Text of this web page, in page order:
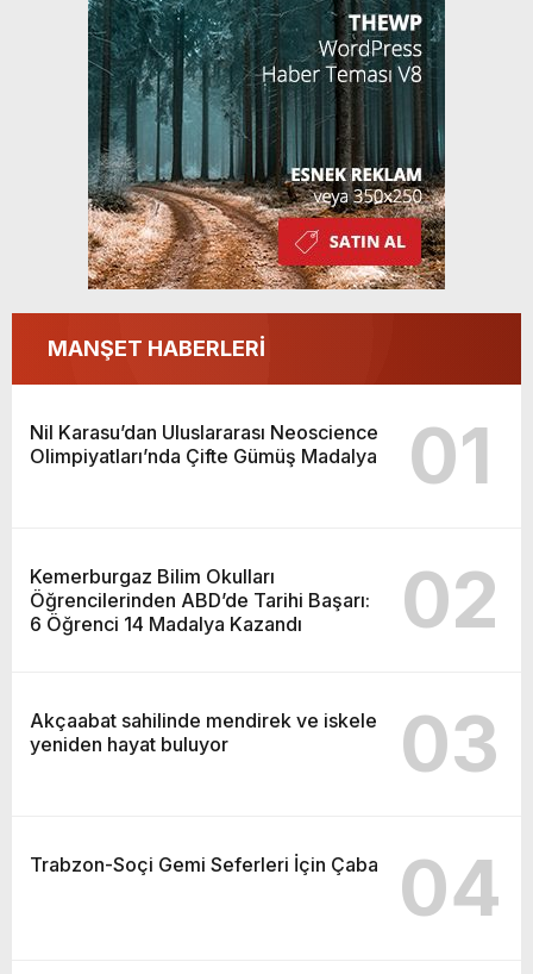
MANŞET HABERLERİ
Nil Karasu’dan Uluslararası Neoscience
Olimpiyatları’nda Çifte Gümüş Madalya
01
Kemerburgaz Bilim Okulları
Öğrencilerinden ABD’de Tarihi Başarı:
6 Öğrenci 14 Madalya Kazandı
02
Akçaabat sahilinde mendirek ve iskele
yeniden hayat buluyor
03
Trabzon-Soçi Gemi Seferleri İçin Çaba 04